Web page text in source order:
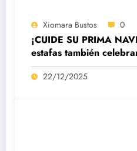
Xiomara Bustos 0
¡CUIDE SU PRIMA
estafas también
22/12/2025